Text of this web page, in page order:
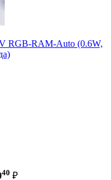
RGB-RAM-Auto (0.6W,
40 ₽